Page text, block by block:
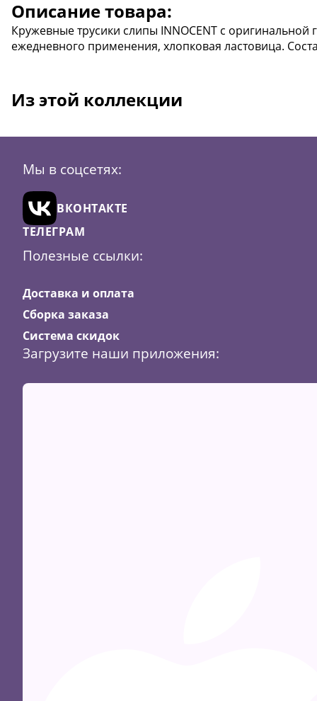
Описание товара:
Кружевные трусики слипы INNOCENT с
ежедневного применения, хлопковая ластовица.
Из этой коллекции
Мы в соцсетях:
ВКОНТАКТЕ
ТЕЛЕГРАМ
Полезные ссылки:
Доставка и оплата
Сборка заказа
Система скидок
Загрузите наши приложения: